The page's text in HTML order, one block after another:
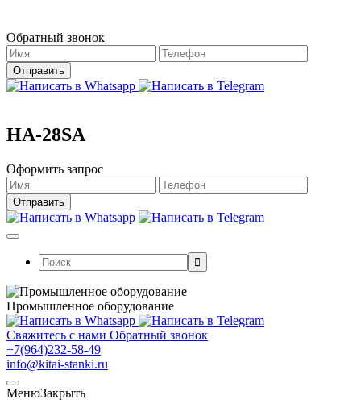
Обратный звонок
HA-28SA
Оформить запрос
Поиск:
Промышленное оборудование
Свяжитесь с нами Обратный звонок
+7(964)232-58-49
info@kitai-stanki.ru
МенюЗакрыть